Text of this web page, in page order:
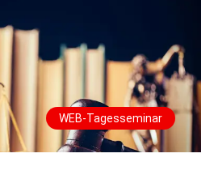
WEB-Tagesseminar